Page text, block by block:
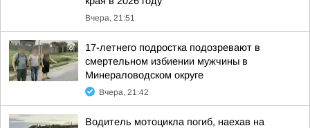
Вчера, 21:51
17-летнего подростка подозревают в
смертельном избиении мужчины в
Минераловодском округе
Вчера, 21:42
Водитель мотоцикла погиб, наехав на